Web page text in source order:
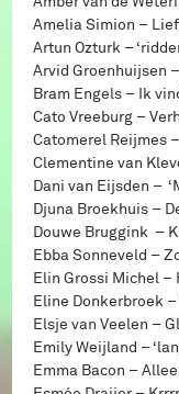
Amelia Simion –
Artun Ozturk –
Arvid Groenhuijsen
Bram Engels – Ik
Cato Vreeburg –
Catomerel Reijmes
Clementine van
Dani van Eijsden –
Djuna Broekhuis –
Douwe Bruggink –
Ebba Sonneveld –
Elin Grossi Michel –
Eline Donkerbroek –
Elsje van Veelen –
Emily Weijland –
Emma Bacon –